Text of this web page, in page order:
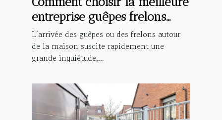
entreprise guêpes frelons
pour votre maison ?
L’arrivée des guêpes ou des frelons autour
de la maison suscite rapidement une
grande inquiétude,...